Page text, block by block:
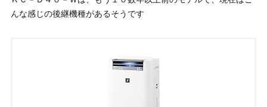
んな感じの後継機種があるそうです